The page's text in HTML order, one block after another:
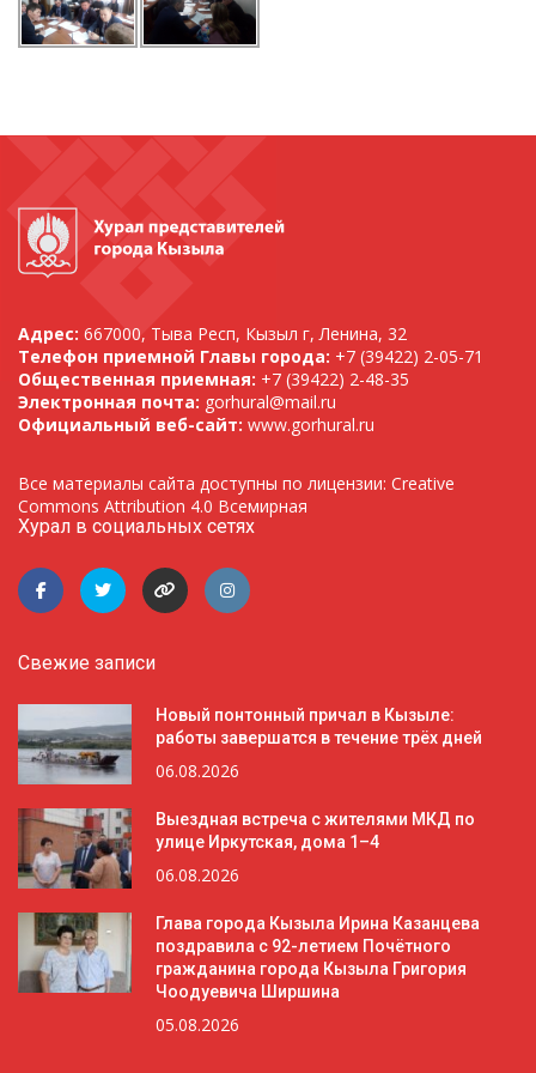
Адрес: 667000, Тыва Респ, Кызыл г, Ленина, 32
Телефон приемной Главы города: +7 (39422) 2-05-71
Общественная приемная: +7 (39422) 2-48-35
Электронная почта: gorhural@mail.ru
Официальный веб-сайт: www.gorhural.ru
Все материалы сайта доступны по лицензии: Creative
Commons Attribution 4.0 Всемирная
Хурал в социальных сетях
Свежие записи
Новый понтонный причал в Кызыле:
работы завершатся в течение трёх дней
06.08.2026
Выездная встреча с жителями МКД по
улице Иркутская, дома 1–4
06.08.2026
Глава города Кызыла Ирина Казанцева
поздравила с 92-летием Почётного
гражданина города Кызыла Григория
Чоодуевича Ширшина
05.08.2026